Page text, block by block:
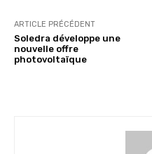
ARTICLE PRÉCÉDENT
Soledra développe une
nouvelle offre
photovoltaïque